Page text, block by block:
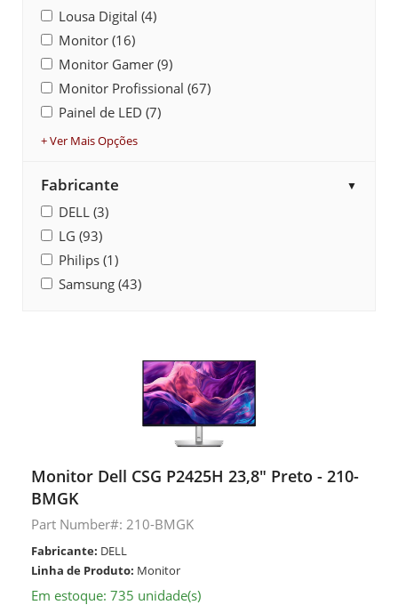
Lousa Digital (4)
Monitor (16)
Monitor Gamer (9)
Monitor Profissional (67)
Painel de LED (7)
+ Ver Mais Opções
Fabricante ▼
DELL (3)
LG (93)
Philips (1)
Samsung (43)
Monitor Dell CSG P2425H 23,8" Preto - 210-
BMGK
Part Number#: 210-BMGK
Fabricante: DELL
Linha de Produto: Monitor
Em estoque: 735 unidade(s)